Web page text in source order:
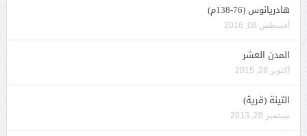
هادريانوس (76-138م)
أغسطس 08, 2016
المدن العشر
أكتوبر 28, 2015
التينة (قرية)
سبتمبر 28, 2013